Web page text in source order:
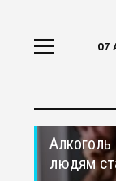
07
людям